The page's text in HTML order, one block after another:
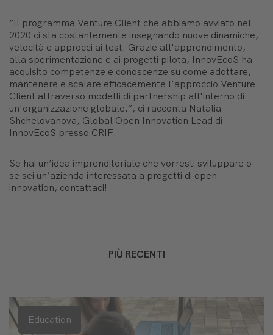
“Il programma Venture Client che abbiamo avviato nel
2020 ci sta costantemente insegnando nuove dinamiche,
velocità e approcci ai test. Grazie all'apprendimento,
alla sperimentazione e ai progetti pilota, InnovEcoS ha
acquisito competenze e conoscenze su come adottare,
mantenere e scalare efficacemente l'approccio Venture
Client attraverso modelli di partnership all'interno di
un'organizzazione globale.”, ci racconta Natalia
Shchelovanova, Global Open Innovation Lead di
InnovEcoS presso CRIF.
Se hai un’idea imprenditoriale che vorresti sviluppare o
se sei un’azienda interessata a progetti di open
innovation, contattaci!
PIÙ RECENTI
Education